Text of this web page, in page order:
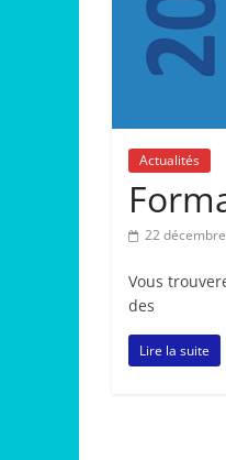
Actualités
22
Vous
des
Lire la suite